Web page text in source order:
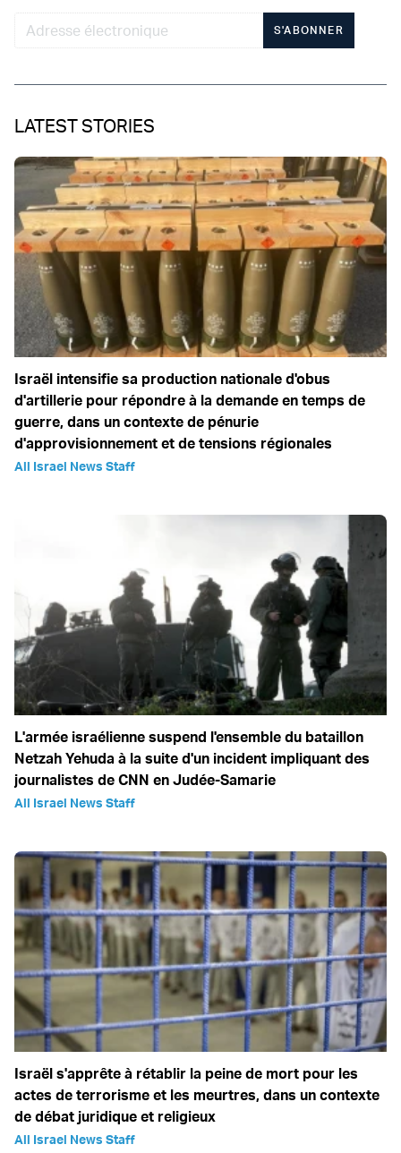
S'ABONNER
LATEST STORIES
Israël intensifie sa production nationale d'obus
d'artillerie pour répondre à la demande en temps de
guerre, dans un contexte de pénurie
d'approvisionnement et de tensions régionales
All Israel News Staff
L'armée israélienne suspend l'ensemble du bataillon
Netzah Yehuda à la suite d'un incident impliquant des
journalistes de CNN en Judée-Samarie
All Israel News Staff
Israël s'apprête à rétablir la peine de mort pour les
actes de terrorisme et les meurtres, dans un contexte
de débat juridique et religieux
All Israel News Staff